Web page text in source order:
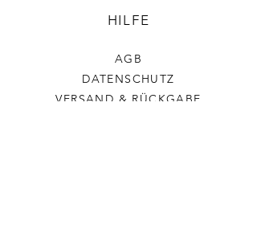
HILFE
AGB
DATENSCHUTZ
VERSAND & RÜCKGABE